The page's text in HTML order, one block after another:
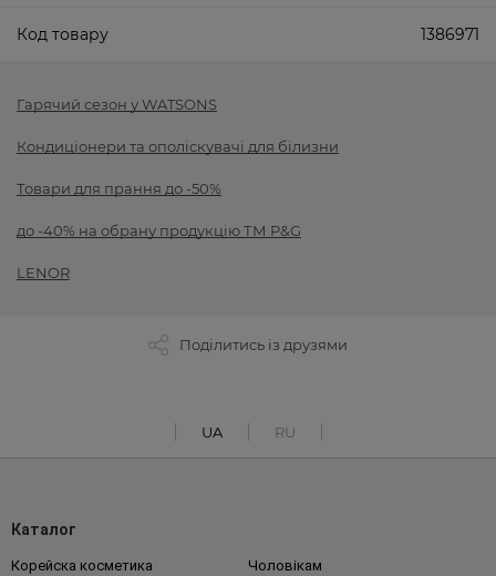
Код товару 1386971
Гарячий сезон у WATSONS
Кондиціонери та ополіскувачі для білизни
Товари для прання до -50%
до -40% на обрану продукцію ТМ P&G
LENOR
Поділитись із друзями
UA RU
Каталог
Корейска косметика Чоловікам